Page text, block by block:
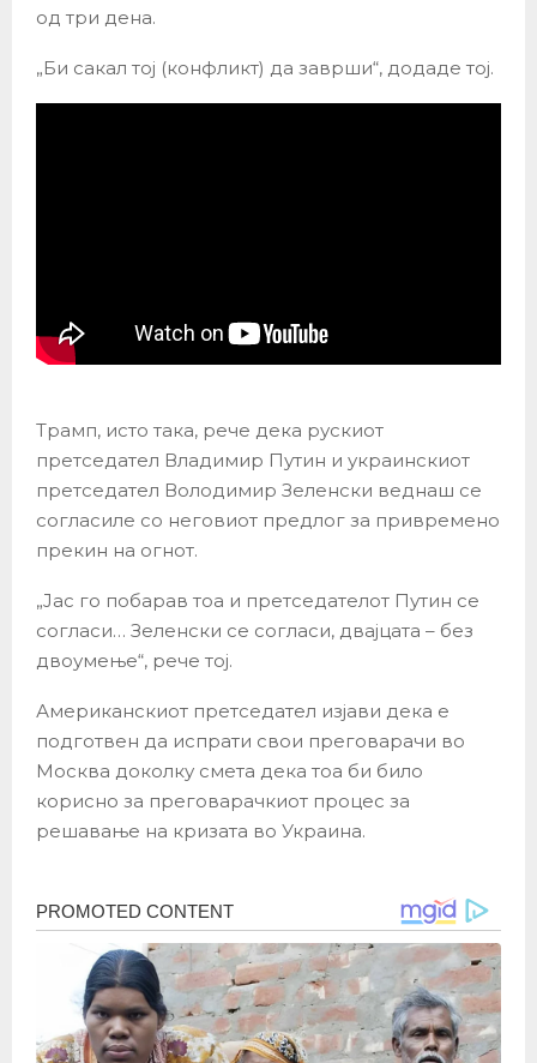
од три дена.
„Би сакал тој (конфликт) да заврши“, додаде тој.
Трамп, исто така, рече дека рускиот
претседател Владимир Путин и украинскиот
претседател Володимир Зеленски веднаш се
согласиле со неговиот предлог за привремено
прекин на огнот.
„Јас го побарав тоа и претседателот Путин се
согласи… Зеленски се согласи, двајцата – без
двоумење“, рече тој.
Американскиот претседател изјави дека е
подготвен да испрати свои преговарачи во
Москва доколку смета дека тоа би било
корисно за преговарачкиот процес за
решавање на кризата во Украина.